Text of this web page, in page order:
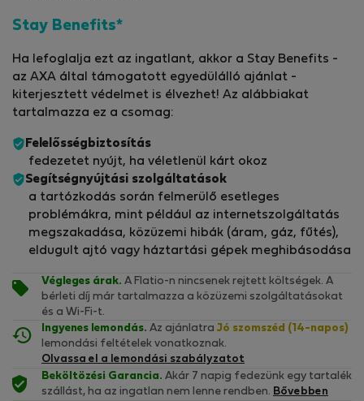
Stay Benefits*
Ha lefoglalja ezt az ingatlant, akkor a Stay Benefits -
az AXA által támogatott egyedülálló ajánlat -
kiterjesztett védelmet is élvezhet! Az alábbiakat
tartalmazza ez a csomag:
Felelősségbiztosítás
fedezetet nyújt, ha véletlenül kárt okoz
Segítségnyújtási szolgáltatások
a tartózkodás során felmerülő esetleges
problémákra, mint például az internetszolgáltatás
megszakadása, közüzemi hibák (áram, gáz, fűtés),
eldugult ajtó vagy háztartási gépek meghibásodása
Végleges árak. A Flatio-n nincsenek rejtett költségek. A
bérleti díj már tartalmazza a közüzemi szolgáltatásokat
és a Wi-Fi-t.
Ingyenes lemondás. Az ajánlatra Jó szomszéd (14-napos)
lemondási feltételek vonatkoznak.
Olvassa el a lemondási szabályzatot
Beköltözési Garancia. Akár 7 napig fedezünk egy tartalék
szállást, ha az ingatlan nem lenne rendben. Bővebben